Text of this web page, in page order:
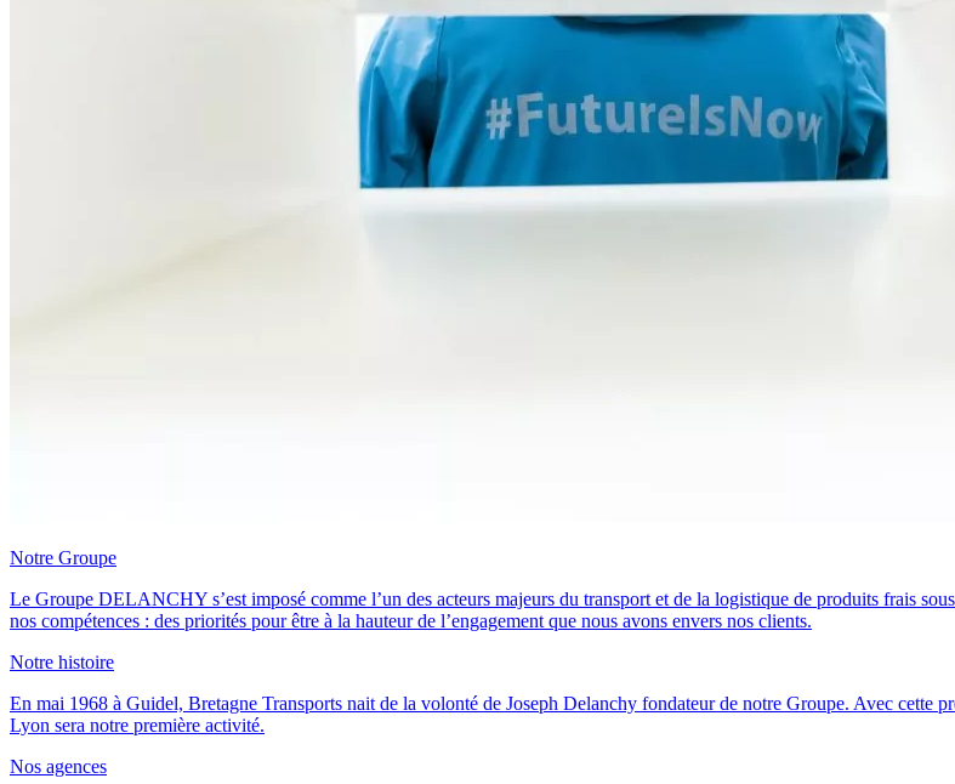
Notre Groupe
Le Groupe DELANCHY s’est imposé comme l’un des acteurs majeurs du transport et de la logistique de produits frais
nos compétences : des priorités pour être à la hauteur de l’engagement que nous avons envers nos clients.
Notre histoire
En mai 1968 à Guidel, Bretagne Transports nait de la volonté de Joseph Delanchy fondateur de notre Groupe. Avec cette
Lyon sera notre première activité.
Nos agences